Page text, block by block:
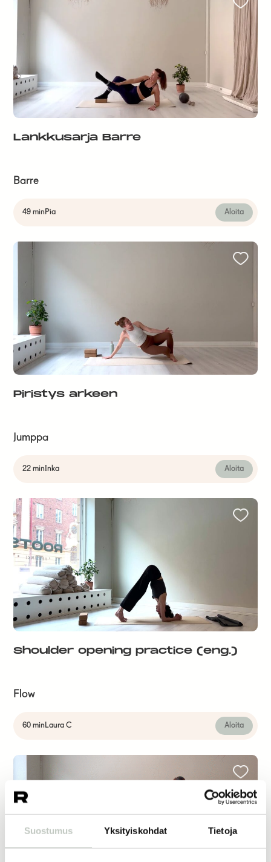
Suostumus Yksityiskohdat Tietoja
Lankkusarja Barre
Barre
49 min Pia Aloita
Piristys arkeen
Jumppa
22 min Inka Aloita
Shoulder opening practice (eng.)
Flow
60 min Laura C Aloita